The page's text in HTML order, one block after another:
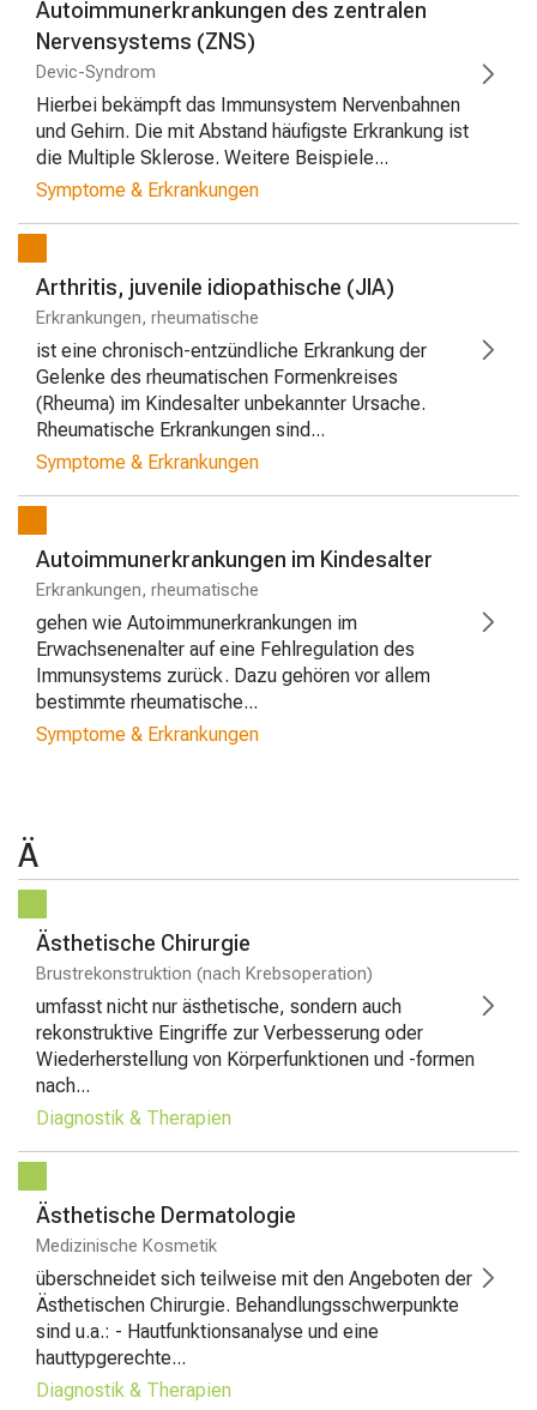
Autoimmunerkrankungen des zentralen
Nervensystems (ZNS)
Devic-Syndrom
Hierbei bekämpft das Immunsystem Nervenbahnen
und Gehirn. Die mit Abstand häufigste Erkrankung ist
die Multiple Sklerose. Weitere Beispiele...
Symptome & Erkrankungen
Arthritis, juvenile idiopathische (JIA)
Erkrankungen, rheumatische
ist eine chronisch-entzündliche Erkrankung der
Gelenke des rheumatischen Formenkreises
(Rheuma) im Kindesalter unbekannter Ursache.
Rheumatische Erkrankungen sind...
Symptome & Erkrankungen
Autoimmunerkrankungen im Kindesalter
Erkrankungen, rheumatische
gehen wie Autoimmunerkrankungen im
Erwachsenenalter auf eine Fehlregulation des
Immunsystems zurück. Dazu gehören vor allem
bestimmte rheumatische...
Symptome & Erkrankungen
Ä
Ästhetische Chirurgie
Brustrekonstruktion (nach Krebsoperation)
umfasst nicht nur ästhetische, sondern auch
rekonstruktive Eingriffe zur Verbesserung oder
Wiederherstellung von Körperfunktionen und -formen
nach...
Diagnostik & Therapien
Ästhetische Dermatologie
Medizinische Kosmetik
überschneidet sich teilweise mit den Angeboten der
Ästhetischen Chirurgie. Behandlungsschwerpunkte
sind u.a.: - Hautfunktionsanalyse und eine
hauttypgerechte...
Diagnostik & Therapien